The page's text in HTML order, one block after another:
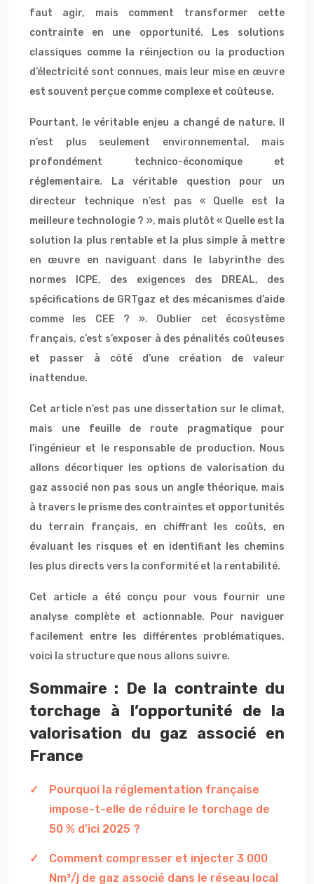
faut agir, mais comment transformer cette
contrainte en une opportunité. Les solutions
classiques comme la réinjection ou la production
d’électricité sont connues, mais leur mise en œuvre
est souvent perçue comme complexe et coûteuse.
Pourtant, le véritable enjeu a changé de nature. Il
n’est plus seulement environnemental, mais
profondément technico-économique et
réglementaire. La véritable question pour un
directeur technique n’est pas « Quelle est la
meilleure technologie ? », mais plutôt « Quelle est la
solution la plus rentable et la plus simple à mettre
en œuvre en naviguant dans le labyrinthe des
normes ICPE, des exigences des DREAL, des
spécifications de GRTgaz et des mécanismes d’aide
comme les CEE ? ». Oublier cet écosystème
français, c’est s’exposer à des pénalités coûteuses
et passer à côté d’une création de valeur
inattendue.
Cet article n’est pas une dissertation sur le climat,
mais une feuille de route pragmatique pour
l’ingénieur et le responsable de production. Nous
allons décortiquer les options de valorisation du
gaz associé non pas sous un angle théorique, mais
à travers le prisme des contraintes et opportunités
du terrain français, en chiffrant les coûts, en
évaluant les risques et en identifiant les chemins
les plus directs vers la conformité et la rentabilité.
Cet article a été conçu pour vous fournir une
analyse complète et actionnable. Pour naviguer
facilement entre les différentes problématiques,
voici la structure que nous allons suivre.
Sommaire : De la contrainte du
torchage à l’opportunité de la
valorisation du gaz associé en
France
Pourquoi la réglementation française
impose-t-elle de réduire le torchage de
50 % d’ici 2025 ?
Comment compresser et injecter 3 000
Nm³/j de gaz associé dans le réseau local